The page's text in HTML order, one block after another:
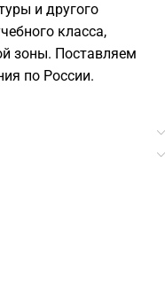
и другого
класса,
зоны. Поставляем
по России.